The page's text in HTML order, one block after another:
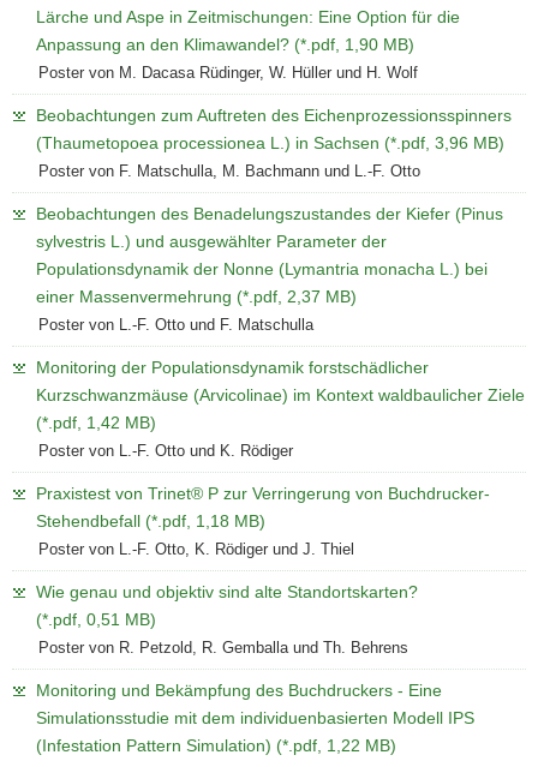
Lärche und Aspe in Zeitmischungen: Eine Option für die
Anpassung an den Klimawandel? (*.pdf, 1,90 MB)
Poster von M. Dacasa Rüdinger, W. Hüller und H. Wolf
Beobachtungen zum Auftreten des Eichenprozessionsspinners
(Thaumetopoea processionea L.) in Sachsen (*.pdf, 3,96 MB)
Poster von F. Matschulla, M. Bachmann und L.-F. Otto
Beobachtungen des Benadelungszustandes der Kiefer (Pinus
sylvestris L.) und ausgewählter Parameter der
Populationsdynamik der Nonne (Lymantria monacha L.) bei
einer Massenvermehrung (*.pdf, 2,37 MB)
Poster von L.-F. Otto und F. Matschulla
Monitoring der Populationsdynamik forstschädlicher
Kurzschwanzmäuse (Arvicolinae) im Kontext waldbaulicher Ziele
(*.pdf, 1,42 MB)
Poster von L.-F. Otto und K. Rödiger
Praxistest von Trinet® P zur Verringerung von Buchdrucker-
Stehendbefall (*.pdf, 1,18 MB)
Poster von L.-F. Otto, K. Rödiger und J. Thiel
Wie genau und objektiv sind alte Standortskarten?
(*.pdf, 0,51 MB)
Poster von R. Petzold, R. Gemballa und Th. Behrens
Monitoring und Bekämpfung des Buchdruckers - Eine
Simulationsstudie mit dem individuenbasierten Modell IPS
(Infestation Pattern Simulation) (*.pdf, 1,22 MB)